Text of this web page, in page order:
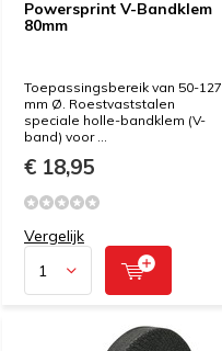
Powersprint V-Bandklem
80mm
Toepassingsbereik van 50-127
mm Ø. Roestvaststalen
speciale holle-bandklem (V-
band) voor ...
€ 18,95
Vergelijk